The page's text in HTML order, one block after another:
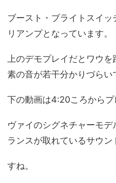
ブースト・ブライトスイ
リアンプとなっています。
上のデモプレイだとワウ
素の音が若干分かりづら
下の動画は4:20ころからプ
ヴァイのシグネチャーモ
ランスが取れているサウン
すね。